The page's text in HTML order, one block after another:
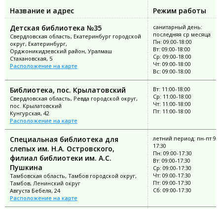
Название и адрес
Режим работы
Детская библиотека №35
Свердловская область, Екатеринбург городской
округ, Екатеринбург,
Орджоникидзевский район, Уралмаш
Стахановская, 5
Расположение на карте
санитарный день:
последняя ср месяца
Пн: 09:00-18:00
Вт: 09:00-18:00
Ср: 09:00-18:00
Чт: 09:00-18:00
Вс: 09:00-18:00
Библиотека, пос. Крылатовский
Свердловская область, Ревда городской округ,
пос. Крылатовский
Кунгурская, 42
Расположение на карте
Вт: 11:00-18:00
Ср: 11:00-18:00
Чт: 11:00-18:00
Пт: 11:00-18:00
Специальная библиотека для
слепых им. Н.А. Островского,
филиал библиотеки им. А.С.
Пушкина
Тамбовская область, Тамбов городской округ,
Тамбов, Ленинский округ
Августа Бебеля, 24
Расположение на карте
летний период: пн-пт
17:30
Пн: 09:00-17:30
Вт: 09:00-17:30
Ср: 09:00-17:30
Чт: 09:00-17:30
Пт: 09:00-17:30
Сб: 09:00-17:30